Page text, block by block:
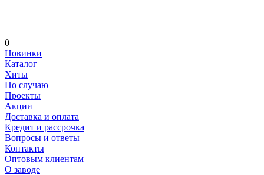
0
Новинки
Каталог
Хиты
По случаю
Проекты
Акции
Доставка и оплата
Кредит и рассрочка
Вопросы и ответы
Контакты
Оптовым клиентам
О заводе